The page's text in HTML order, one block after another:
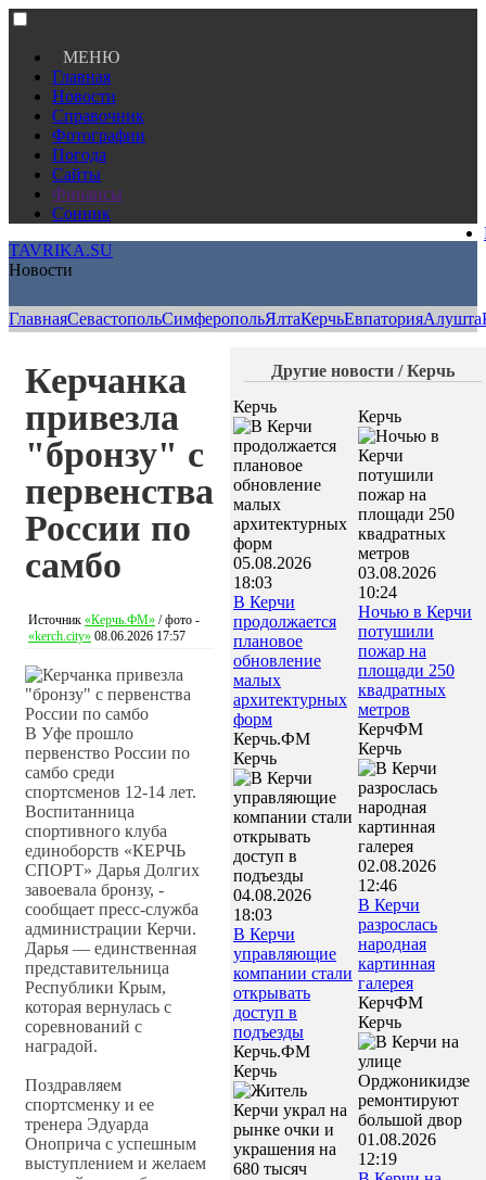
МЕНЮ
Главная
Новости
Справочник
Фотографии
Погода
Сайты
Финансы
Сонник
TAVRIKA.SU
Новости
ГлавнаяСевастопольСимферопольЯлтаКерчьЕвпаторияАлушта
Керчанка
привезла
"бронзу" с
первенства
России по
самбо
Источник «Керчь.ФМ» / фото -
«kerch.city» 08.06.2026 17:57
В Уфе прошло
первенство России по
самбо среди
спортсменов 12-14 лет.
Воспитанница
спортивного клуба
единоборств «КЕРЧЬ
СПОРТ» Дарья Долгих
завоевала бронзу, -
сообщает пресс-служба
администрации Керчи.
Дарья — единственная
представительница
Республики Крым,
которая вернулась с
соревнований с
наградой.
Поздравляем
спортсменку и ее
тренера Эдуарда
Оноприча с успешным
выступлением и желаем
Другие новости / Керчь
Керчь
05.08.2026
18:03
В Керчи
продолжается
плановое
обновление
малых
архитектурных
форм
Керчь.ФМ
Керчь
04.08.2026
18:03
В Керчи
управляющие
компании стали
открывать
доступ в
подъезды
Керчь.ФМ
Керчь
Керчь
03.08.2026
10:24
Ночью в Керчи
потушили
пожар на
площади 250
квадратных
метров
КерчФМ
Керчь
02.08.2026
12:46
В Керчи
разрослась
народная
картинная
галерея
КерчФМ
Керчь
01.08.2026
12:19